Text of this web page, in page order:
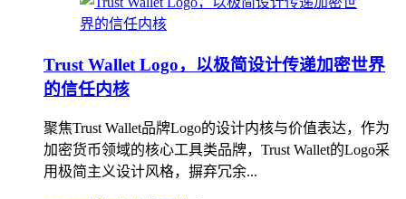
Trust Wallet Logo，以极简设计传递加密世界
的信任内核
聚焦Trust Wallet品牌Logo的设计内核与价值表达，作为
加密货币领域的核心工具类品牌，Trust Wallet的Logo采
用极简主义设计风格，摒弃冗余...